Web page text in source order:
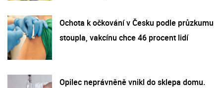
Ochota k očkování v Česku podle průzkumu
stoupla, vakcínu chce 46 procent lidí
Opilec neprávněně vnikl do sklepa domu.